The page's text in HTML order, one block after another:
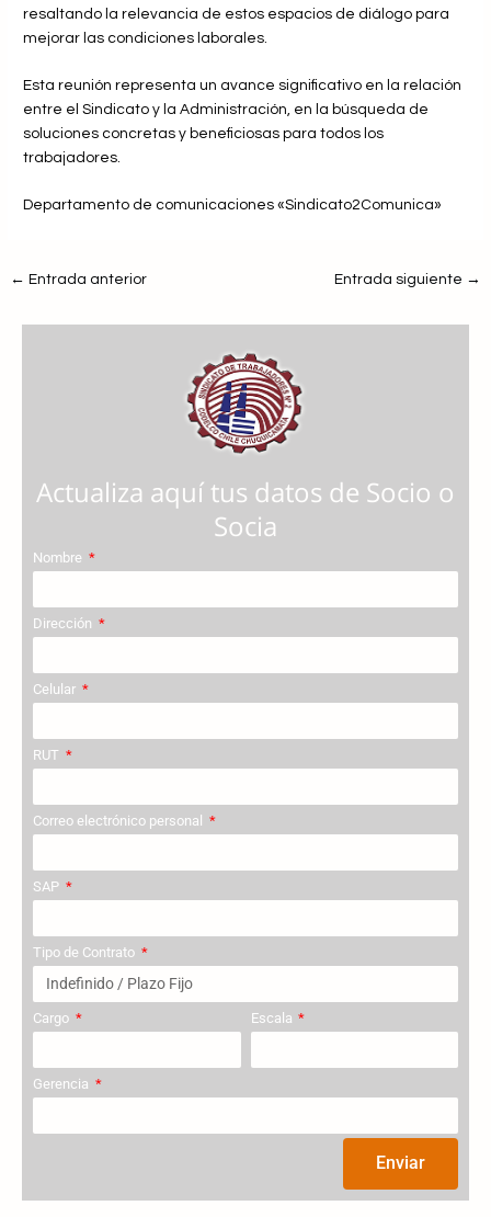
resaltando la relevancia de estos espacios de diálogo para
mejorar las condiciones laborales.
Esta reunión representa un avance significativo en la relación
entre el Sindicato y la Administración, en la búsqueda de
soluciones concretas y beneficiosas para todos los
trabajadores.
Departamento de comunicaciones «Sindicato2Comunica»
← Entrada anterior Entrada siguiente →
Actualiza aquí tus datos de Socio o
Socia
Nombre
Dirección
Celular
RUT
Correo electrónico personal
SAP
Tipo de Contrato
Cargo Escala
Gerencia
Enviar